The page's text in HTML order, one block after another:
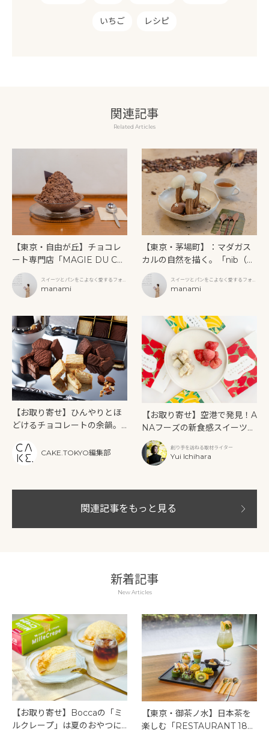
いちご レシピ
関連記事
Related Articles
【東京・自由が丘】チョコレ
ート専門店「MAGIE DU CH
OCOLAT（マジドゥショコ
ラ）」で味わう、夏限定ビタ
ーチョコレートかき氷
スイーツとパンをこよなく愛するフォト
グラファー
manami
【東京・茅場町】：マダガス
カルの自然を描く。「nib（ニ
ブ）」×明治のコラボデザート
「カカオとマダガスカル」
スイーツとパンをこよなく愛するフォト
グラファー
manami
【お取り寄せ】ひんやりとほ
どけるチョコレートの余韻。
コラ」
CAKE.TOKYO編集部
【お取り寄せ】空港で発見！A
NAフーズの新食感スイーツ
「フルーツを食べるチョコレ
ート」
創り手を訪ねる取材ライター
Yui Ichihara
関連記事をもっと見る
新着記事
New Articles
【お取り寄せ】Boccaの「ミ
ルクレープ」は夏のおやつに
【東京・御茶ノ水】日本茶を
楽しむ「RESTAURANT 189